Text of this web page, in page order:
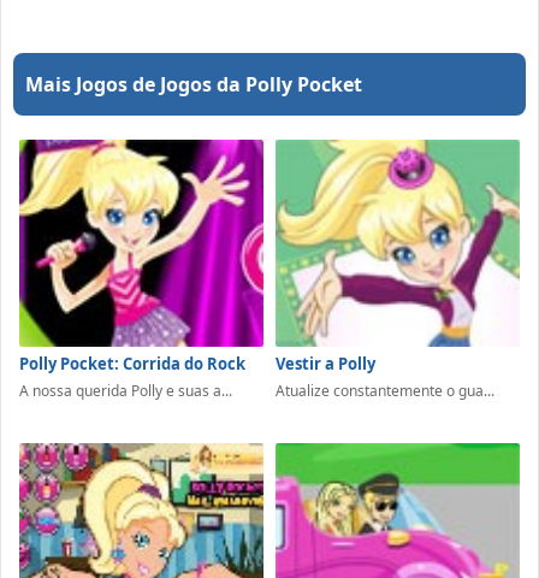
Mais Jogos de Jogos da Polly Pocket
Polly Pocket: Corrida do Rock
A nossa querida Polly e suas a...
Vestir a Polly
Atualize constantemente o gua...